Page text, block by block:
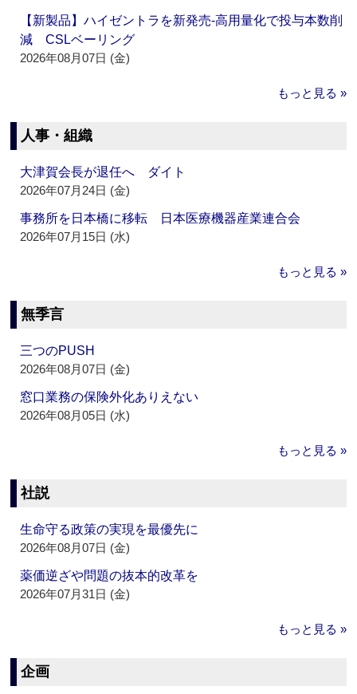
【新製品】ハイゼントラを新発売‐高用量化で投与本数削
減 CSLベーリング
2026年08月07日 (金)
もっと見る »
人事・組織
大津賀会長が退任へ ダイト
2026年07月24日 (金)
事務所を日本橋に移転 日本医療機器産業連合会
2026年07月15日 (水)
もっと見る »
無季言
三つのPUSH
2026年08月07日 (金)
窓口業務の保険外化ありえない
2026年08月05日 (水)
もっと見る »
社説
生命守る政策の実現を最優先に
2026年08月07日 (金)
薬価逆ざや問題の抜本的改革を
2026年07月31日 (金)
もっと見る »
企画